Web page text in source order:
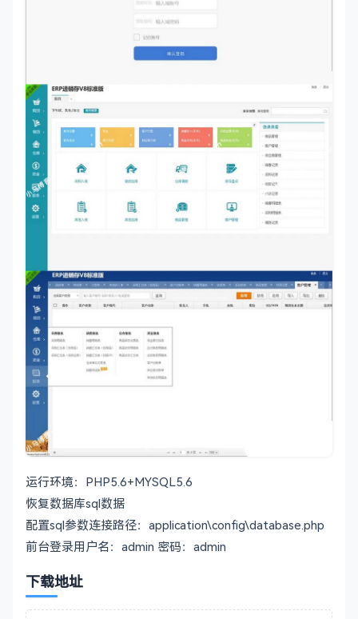
运行环境：PHP5.6+MYSQL5.6
恢复数据库sql数据
配置sql参数连接路径：application\config\database.php
前台登录用户名：admin 密码：admin
下载地址